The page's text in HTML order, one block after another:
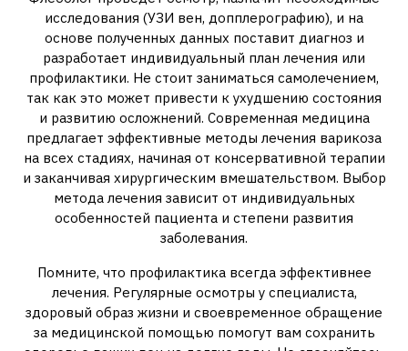
исследования (УЗИ вен, допплерографию), и на
основе полученных данных поставит диагноз и
разработает индивидуальный план лечения или
профилактики. Не стоит заниматься самолечением,
так как это может привести к ухудшению состояния
и развитию осложнений. Современная медицина
предлагает эффективные методы лечения варикоза
на всех стадиях, начиная от консервативной терапии
и заканчивая хирургическим вмешательством. Выбор
метода лечения зависит от индивидуальных
особенностей пациента и степени развития
заболевания.
Помните, что профилактика всегда эффективнее
лечения. Регулярные осмотры у специалиста,
здоровый образ жизни и своевременное обращение
за медицинской помощью помогут вам сохранить